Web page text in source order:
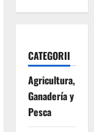
CATEGORII
Agricultura,
Ganadería y
Pesca